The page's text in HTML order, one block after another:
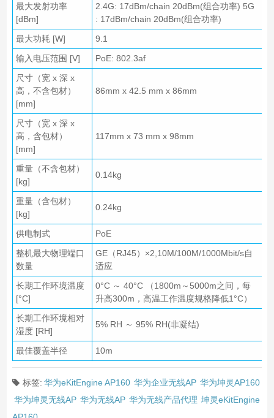
最大发射功率
[dBm]
2.4G: 17dBm/chain 20dBm(组合功率) 5G
: 17dBm/chain 20dBm(组合功率)
最大功耗 [W]
9.1
输入电压范围 [V]
PoE: 802.3af
尺寸（宽 x 深 x
高，不含包材）
[mm]
86mm x 42.5 mm x 86mm
尺寸（宽 x 深 x
高，含包材）
[mm]
117mm x 73 mm x 98mm
重量（不含包材）
[kg]
0.14kg
重量（含包材）
[kg]
0.24kg
供电制式
PoE
整机最大物理端口
数量
GE（RJ45）×2,10M/100M/1000Mbit/s自
适应
长期工作环境温度
[°C]
0°C ～ 40°C （1800m～5000m之间，每
升高300m，高温工作温度规格降低1°C）
长期工作环境相对
湿度 [RH]
5% RH ～ 95% RH(非凝结)
最佳覆盖半径 10m
标签: 华为eKitEngine AP160 华为企业无线AP 华为坤灵AP160
华为坤灵无线AP 华为无线AP 华为无线产品代理 坤灵eKitEngine